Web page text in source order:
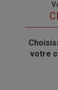
TITRE
Body
votre